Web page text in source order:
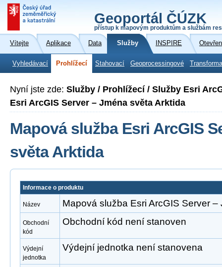
Geoportál ČÚZK
přístup k mapovým produktům a službám
Vítejte Aplikace Data Služby INSPIRE
Vyhledávací Prohlížecí Stahovací Geoprocessingové
Nyní jste zde: Služby / Prohlížecí / Služby Esri
Esri ArcGIS Server – Jména světa Arktida
Mapová služba Esri ArcGIS
světa Arktida
Informace o produktu
Název Mapová služba Esri ArcGIS Server
Obchodní
kód
Obchodní kód není stanoven
Výdejní
jednotka
Výdejní jednotka není stanovena